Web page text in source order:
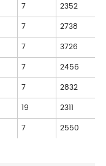
7
2352
7
2738
7
3726
7
2456
7
2832
19
2311
7 2550